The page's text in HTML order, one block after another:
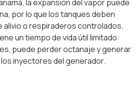
la expansión del vapor puede
por lo que los tanques deben
alivio o respiraderos controlados.
un tiempo de vida útil limitado:
puede perder octanaje y generar
inyectores del generador.